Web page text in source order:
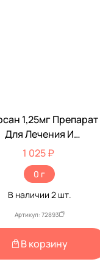
1,25мг Препарат
Для Лечения И
Хронической
Сердечной
У Собак И
Артериального
Таблеток Apicenna
(Апиценна)
1 025 ₽
0 г
В наличии 2шт.
Артикул: 72893
В корзину